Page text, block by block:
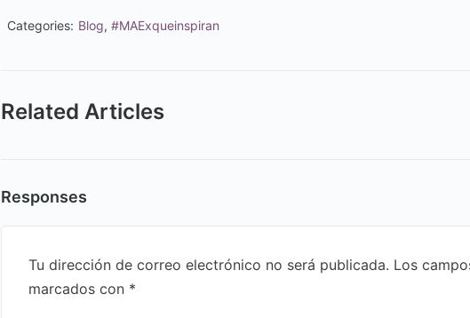
Categories: Blog, #MAExqueinspiran
Related Articles
Responses
Tu dirección de correo electrónico no será publicada. Los
marcados con *